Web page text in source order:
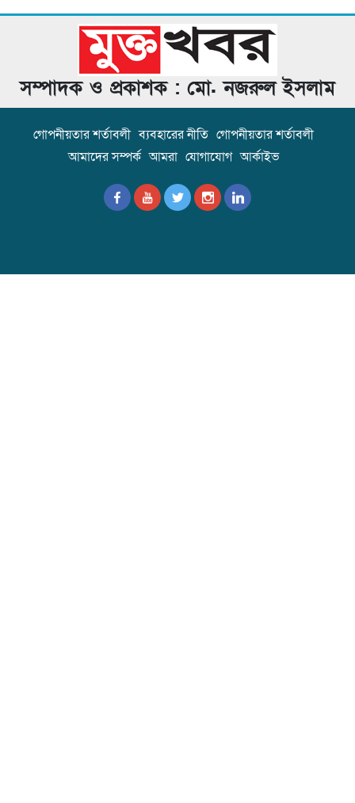
সম্পাদক ও প্রকাশক : মো. নজরুল ইসলাম
গোপনীয়তার শর্তাবলী ব্যবহারের নীতি গোপনীয়তার শর্তাবলী
আমাদের সম্পর্ক আমরা যোগাযোগ আর্কাইভ